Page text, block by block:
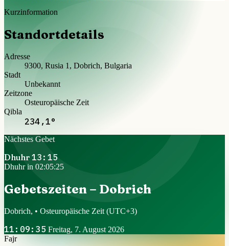
Kurzinformation
Standortdetails
Adresse
9300, Rusia 1, Dobrich, Bulgaria
Stadt
Unbekannt
Zeitzone
Osteuropäische Zeit
Qibla
234,1°
Nächstes Gebet
Dhuhr 13:15
Dhuhr in 02:05:24
Gebetszeiten – Dobrich
Dobrich, • Osteuropäische Zeit (UTC+3)
11:09:36 Freitag, 7. August 2026
Fajr